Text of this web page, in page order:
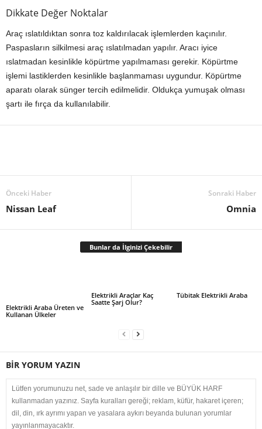
Dikkate Değer Noktalar
Araç ıslatıldıktan sonra toz kaldırılacak işlemlerden kaçınılır.
Paspasların silkilmesi araç ıslatılmadan yapılır. Aracı iyice
ıslatmadan kesinlikle köpürtme yapılmaması gerekir. Köpürtme
işlemi lastiklerden kesinlikle başlanmaması uygundur. Köpürtme
aparatı olarak sünger tercih edilmelidir. Oldukça yumuşak olması
şartı ile fırça da kullanılabilir.
Önceki Haber
Nissan Leaf
Sonraki Haber
Omnia
Bunlar da İlginizi Çekebilir
Elektrikli Araba Üreten ve
Kullanan Ülkeler
Elektrikli Araçlar Kaç
Saatte Şarj Olur?
Tübitak Elektrikli Araba
BİR YORUM YAZIN